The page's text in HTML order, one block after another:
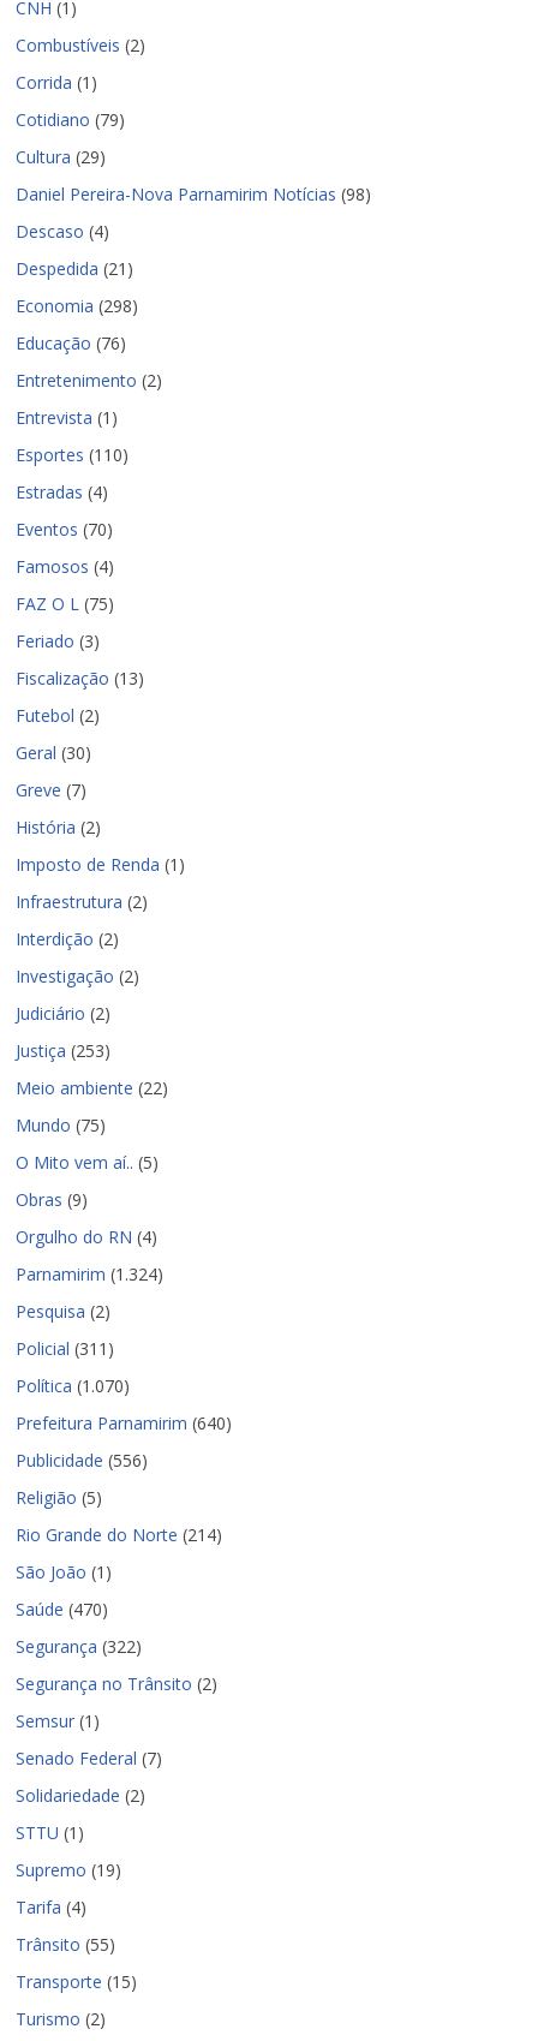
CNH (1)
Combustíveis (2)
Corrida (1)
Cotidiano (79)
Cultura (29)
Daniel Pereira-Nova Parnamirim Notícias (98)
Descaso (4)
Despedida (21)
Economia (298)
Educação (76)
Entretenimento (2)
Entrevista (1)
Esportes (110)
Estradas (4)
Eventos (70)
Famosos (4)
FAZ O L (75)
Feriado (3)
Fiscalização (13)
Futebol (2)
Geral (30)
Greve (7)
História (2)
Imposto de Renda (1)
Infraestrutura (2)
Interdição (2)
Investigação (2)
Judiciário (2)
Justiça (253)
Meio ambiente (22)
Mundo (75)
O Mito vem aí.. (5)
Obras (9)
Orgulho do RN (4)
Parnamirim (1.324)
Pesquisa (2)
Policial (311)
Política (1.070)
Prefeitura Parnamirim (640)
Publicidade (556)
Religião (5)
Rio Grande do Norte (214)
São João (1)
Saúde (470)
Segurança (322)
Segurança no Trânsito (2)
Semsur (1)
Senado Federal (7)
Solidariedade (2)
STTU (1)
Supremo (19)
Tarifa (4)
Trânsito (55)
Transporte (15)
Turismo (2)